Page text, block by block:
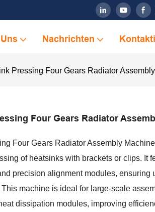
Nachrichten
Pressing Four Gears Radiator
Four Gears Radiator
Four Gears Radiator Assembly
of heatsinks with brackets or clips. It
precision alignment modules, ensuring
machine is ideal for large-scale
dissipation modules, improving